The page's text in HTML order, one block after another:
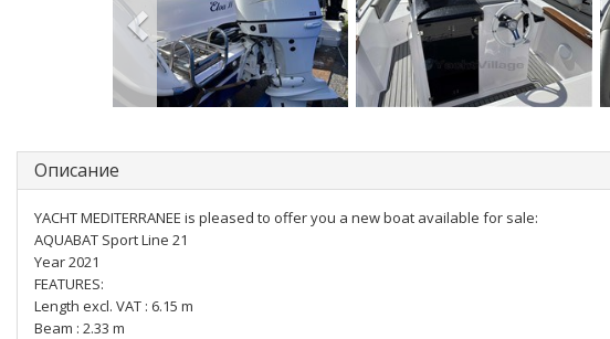
Описание
YACHT MEDITERRANEE is pleased to offer you a new boat available for sale:
AQUABAT Sport Line 21
Year 2021
FEATURES:
Length excl. VAT : 6.15 m
Beam : 2.33 m